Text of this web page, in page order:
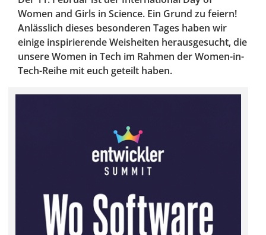
Women and Girls in Science. Ein Grund zu feiern!
Anlässlich dieses besonderen Tages haben wir
einige inspirierende Weisheiten herausgesucht, die
unsere Women in Tech im Rahmen der Women-in-
Tech-Reihe mit euch geteilt haben.